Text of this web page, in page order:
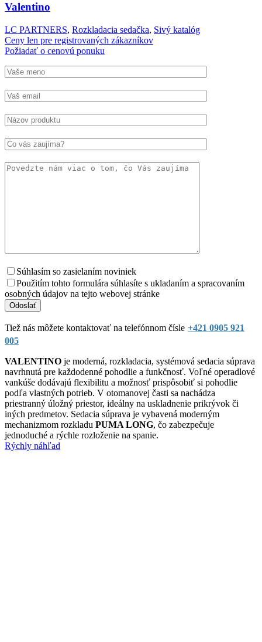
Valentino
LC PARTNERS, Rozkladacia sedačka, Sivý katalóg
Ceny len pre registrovaných zákazníkov
Požiadať o cenovú ponuku
Súhlasím so zasielaním noviniek
Použitím tohto formulára súhlasíte s ukladaním a spracovaním
osobných údajov na tejto webovej stránke
Tiež nás môžete kontaktovať na telefónnom čísle +421 0905 921
005
VALENTINO je moderná, rozkladacia, systémová sedacia súprava
navrhnutá pre každodenné pohodlie a funkčnosť. Voľné operadlové
vankúše dodávajú flexibilitu a možnosť prispôsobiť si pohodlie
podľa vlastných potrieb. V otomanovej časti sa nachádza
priestranný úložný priestor, ideálny na uskladnenie prikrývok či
iných predmetov. Sedacia súprava je vybavená moderným
mechanizmom rozkladu PUMA LONG, čo zabezpečuje
jednoduché a rýchle rozloženie na spanie.
Rýchly náhľad